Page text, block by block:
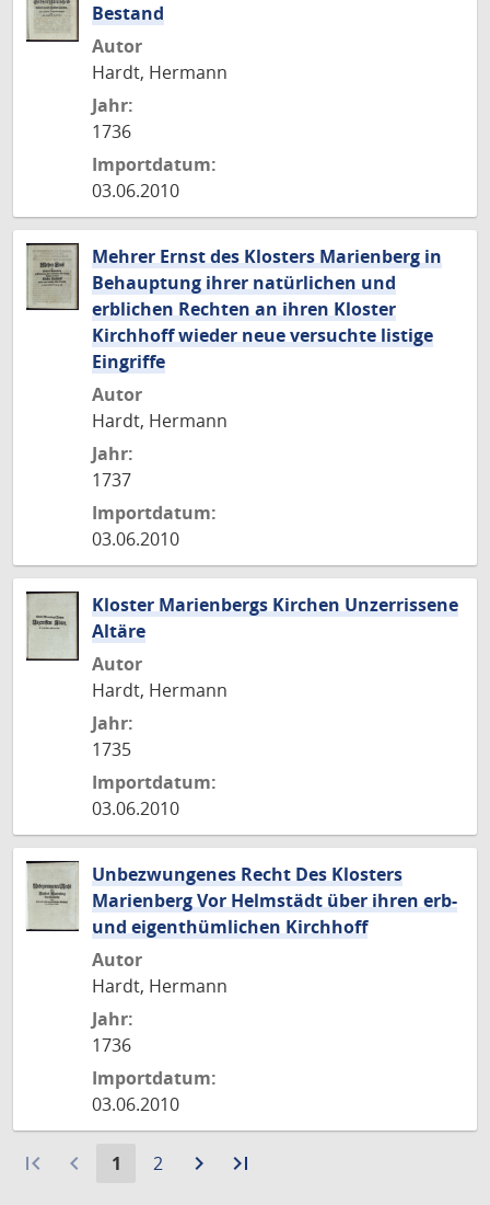
Bestand
Autor
Hardt, Hermann
Jahr:
1736
Importdatum:
03.06.2010
Mehrer Ernst des Klosters Marienberg in
Behauptung ihrer natürlichen und
erblichen Rechten an ihren Kloster
Kirchhoff wieder neue versuchte listige
Eingriffe
Autor
Hardt, Hermann
Jahr:
1737
Importdatum:
03.06.2010
Kloster Marienbergs Kirchen Unzerrissene
Altäre
Autor
Hardt, Hermann
Jahr:
1735
Importdatum:
03.06.2010
Unbezwungenes Recht Des Klosters
Marienberg Vor Helmstädt über ihren erb-
und eigenthümlichen Kirchhoff
Autor
Hardt, Hermann
Jahr:
1736
Importdatum:
03.06.2010
first_page navigate_before
Aktuelle
1
Gehe
2 navigate_next
Zurlast_page